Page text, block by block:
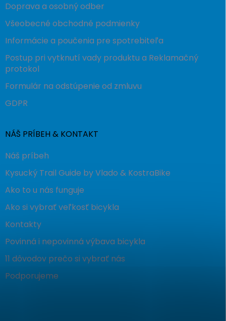
Doprava a osobný odber
Všeobecné obchodné podmienky
Informácie a poučenia pre spotrebiteľa
Postup pri vytknutí vady produktu a Reklamačný
protokol
Formulár na odstúpenie od zmluvu
GDPR
NÁŠ PRÍBEH & KONTAKT
Náš príbeh
Kysucký Trail Guide by Vlado & KostraBike
Ako to u nás funguje
Ako si vybrať veľkosť bicykla
Kontakty
Povinná i nepovinná výbava bicykla
11 dôvodov prečo si vybrať nás
Podporujeme